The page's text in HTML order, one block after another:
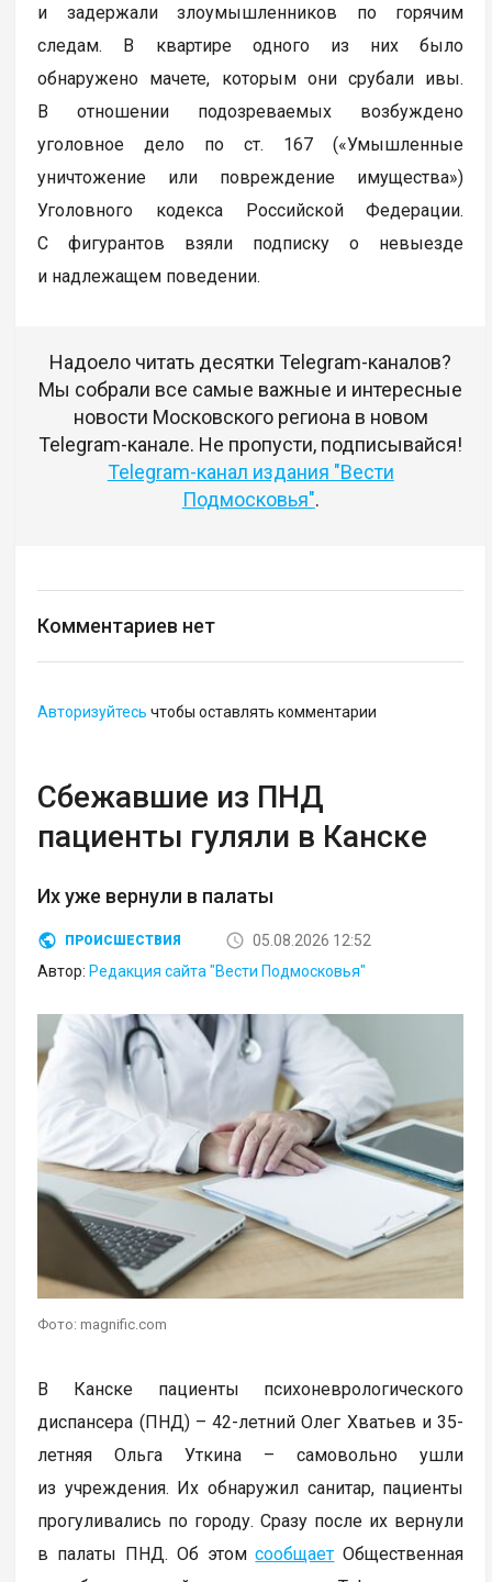
и задержали злоумышленников по горячим
следам. В квартире одного из них было
обнаружено мачете, которым они срубали ивы.
В отношении подозреваемых возбуждено
уголовное дело по ст. 167 («Умышленные
уничтожение или повреждение имущества»)
Уголовного кодекса Российской Федерации.
С фигурантов взяли подписку о невыезде
и надлежащем поведении.
Надоело читать десятки Telegram-каналов?
Мы собрали все самые важные и интересные
новости Московского региона в новом
Telegram-канале. Не пропусти, подписывайся!
Telegram-канал издания "Вести
Подмосковья".
Комментариев нет
Авторизуйтесь чтобы оставлять комментарии
Сбежавшие из ПНД
пациенты гуляли в Канске
Их уже вернули в палаты
ПРОИСШЕСТВИЯ
05.08.2026 12:52
Автор: Редакция сайта "Вести Подмосковья"
Фото: magnific.com
В Канске пациенты психоневрологического
диспансера (ПНД) – 42-летний Олег Хватьев и 35-
летняя Ольга Уткина – самовольно ушли
из учреждения. Их обнаружил санитар, пациенты
прогуливались по городу. Сразу после их вернули
в палаты ПНД. Об этомсообщает Общественная